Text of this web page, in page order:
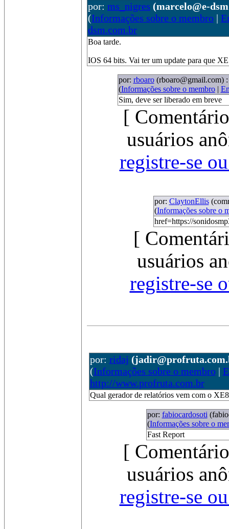
por: ms_nigres (marcelo@e-
(Informações sobre o membro |
dsm.com.br
Boa tarde.
IOS 64 bits. Vai ter um update para que
por: rboaro (rboaro@gmail.com):
(Informações sobre o membro|
Sim, deve ser liberado em breve
[
usuários
registre-se
por: ClaytonEllis
(Informações sobre o
href=https://
[
usuários
registre-se
por: ridaj
(Informações sobre o membro|
http://www.profruta.com.br
Qual gerador de relatórios vem com o
por: fabiocardosoti
(Informações sobre o
Fast Report
[
usuários
registre-se